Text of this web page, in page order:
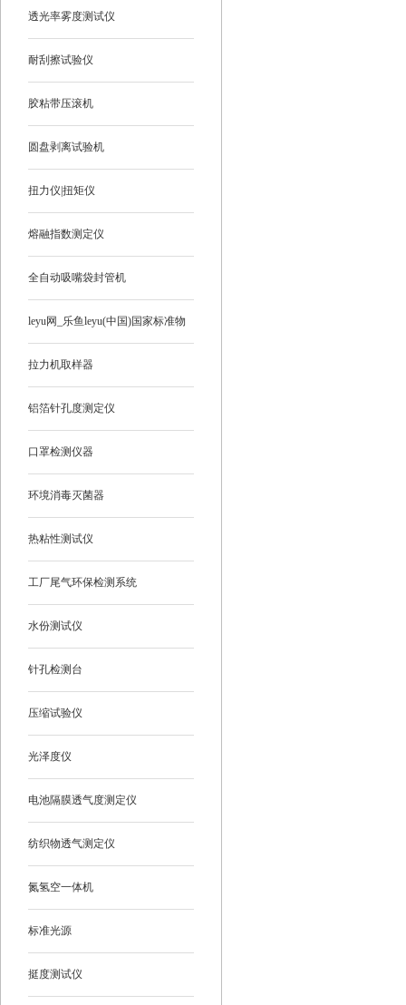
透光率雾度测试仪
耐刮擦试验仪
胶粘带压滚机
圆盘剥离试验机
扭力仪|扭矩仪
熔融指数测定仪
全自动吸嘴袋封管机
leyu网_乐鱼leyu(中国)国家标准物
质
拉力机取样器
铝箔针孔度测定仪
口罩检测仪器
环境消毒灭菌器
热粘性测试仪
工厂尾气环保检测系统
水份测试仪
针孔检测台
压缩试验仪
光泽度仪
电池隔膜透气度测定仪
纺织物透气测定仪
氮氢空一体机
标准光源
挺度测试仪